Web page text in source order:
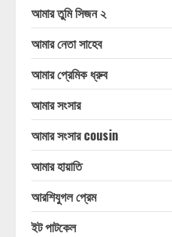
আমার তুমি সিজন ২
আমার নেতা সাহেব
আমার প্রেমিক ধ্রুব
আমার সংসার
আমার সংসার cousin
আমার হায়াতি
আরশিযুগল প্রেম
ইট পাটকেল